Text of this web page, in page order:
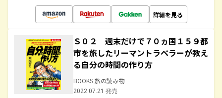
詳細を見る
Ｓ０２ 週末だけで７０ヵ国１５９都
市を旅したリーマントラベラーが教え
る自分の時間の作り方
BOOKS 旅の読み物
2022.07.21 発売